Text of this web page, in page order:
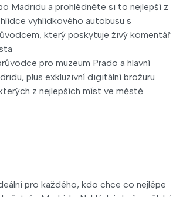
Madridu a prohlédněte si to nejlepší z
vyhlídkového autobusu s
který poskytuje živý komentář
pro muzeum Prado a hlavní
plus exkluzivní digitální brožuru
z nejlepších míst ve městě
pro každého, kdo chce co nejlépe